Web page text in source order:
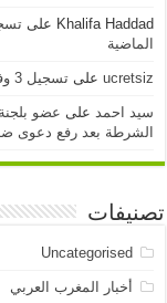
Khalifa Haddad على
الماضية
ucretsiz علىتسجيل 3 وفيات و197 إصابة جديدة خلال 24 ساعة الماضية
سيد احمد على عضو
الشرطة بعد رفع دعوى
تصنيفات
Uncategorised
أخبار المغرب العربي